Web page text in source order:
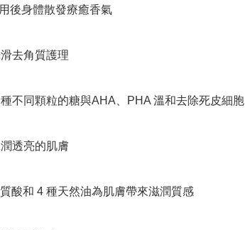
後身體散發療癒香氣
去角質護理
不同顆粒的糖與AHA、PHA 溫和去除死皮細胞
透亮的肌膚
酸和 4 種天然油為肌膚帶來滋潤質感